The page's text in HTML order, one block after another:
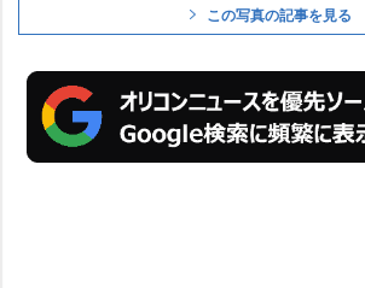
この写真の記事を見る